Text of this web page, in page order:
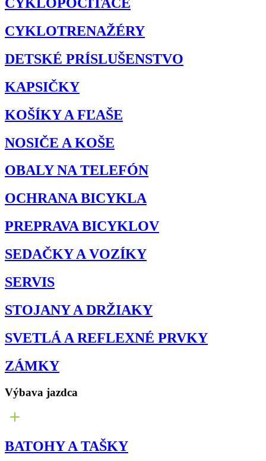
CYKLOTRENAŽÉRY
DETSKÉ PRÍSLUŠENSTVO
KAPSIČKY
KOŠÍKY A FĽAŠE
NOSIČE A KOŠE
OBALY NA TELEFÓN
OCHRANA BICYKLA
PREPRAVA BICYKLOV
SEDAČKY A VOZÍKY
SERVIS
STOJANY A DRŽIAKY
SVETLÁ A REFLEXNÉ PRVKY
ZÁMKY
Výbava jazdca
BATOHY A TAŠKY